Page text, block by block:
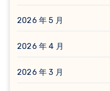
2026 年 5 月
2026 年 4 月
2026 年 3 月